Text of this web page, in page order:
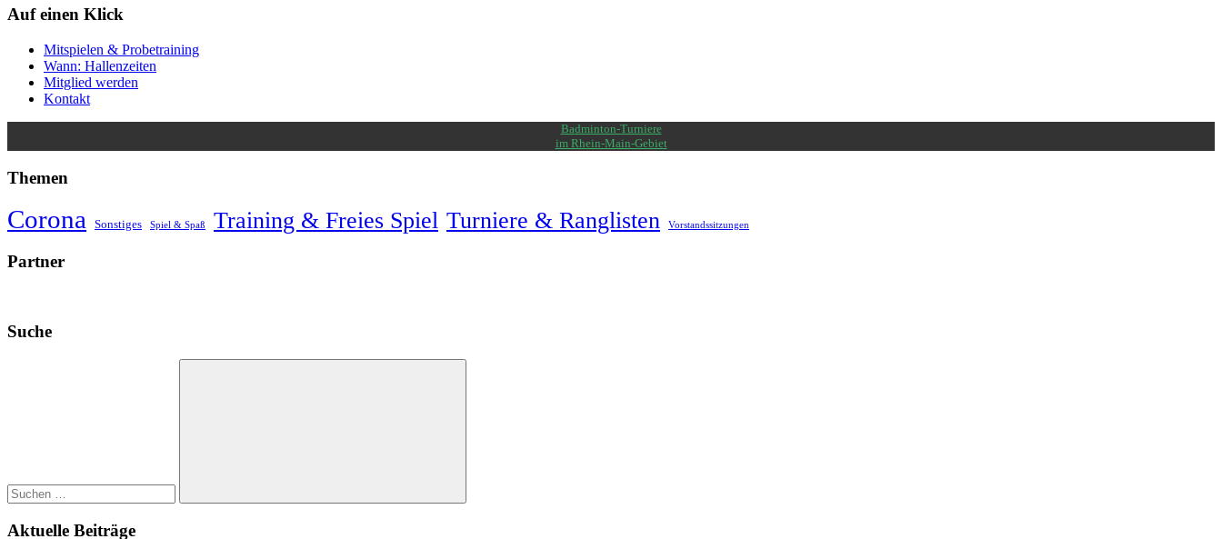
Auf einen Klick
Mitspielen & Probetraining
Wann: Hallenzeiten
Mitglied werden
Kontakt
Badminton-Turniere
im Rhein-Main-Gebiet
Themen
Corona Sonstiges Spiel & Spaß Training & Freies Spiel Turniere & Ranglisten Vorstandssitzungen
Partner
Suche
Suchen
Aktuelle Beiträge